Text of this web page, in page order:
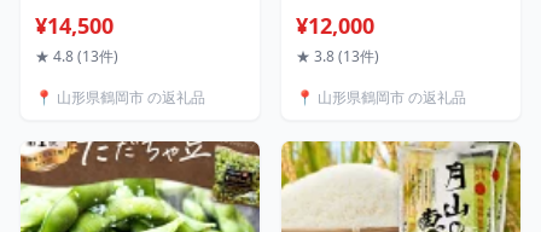
イユ・ルバン】 甲州シュー
ル・リー シャルドネアンウ
話】甲州 セイベル白 | 山形
比べ 赤ワイン 白ワイン ワ
インセット 詰め合わせ 国
産ワイン
¥14,500
★ 4.8 (13件)
📍 山形県鶴岡市 の返礼品
送時期選べる 国内産米使用
| 山形県 鶴岡市 ふるさと
クご飯 パックごはん お手
常温保存 備蓄 非常食 保存
食 防災 ローリングストッ
ク
¥12,000
★ 3.8 (13件)
📍 山形県鶴岡市 の返礼品